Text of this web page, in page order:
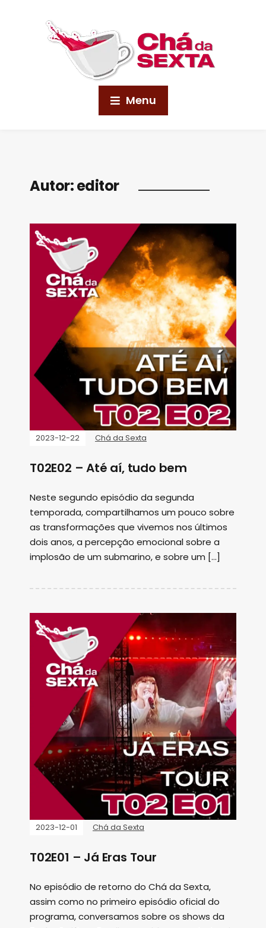
Menu
Autor:editor
2023-12-22 Chá da Sexta
T02E02 – Até aí, tudo bem
Neste segundo episódio da segunda
temporada, compartilhamos um pouco sobre
as transformações que vivemos nos últimos
dois anos, a percepção emocional sobre a
implosão de um submarino, e sobre um […]
2023-12-01 Chá da Sexta
T02E01 – Já Eras Tour
No episódio de retorno do Chá da Sexta,
assim como no primeiro episódio oficial do
programa, conversamos sobre os shows da